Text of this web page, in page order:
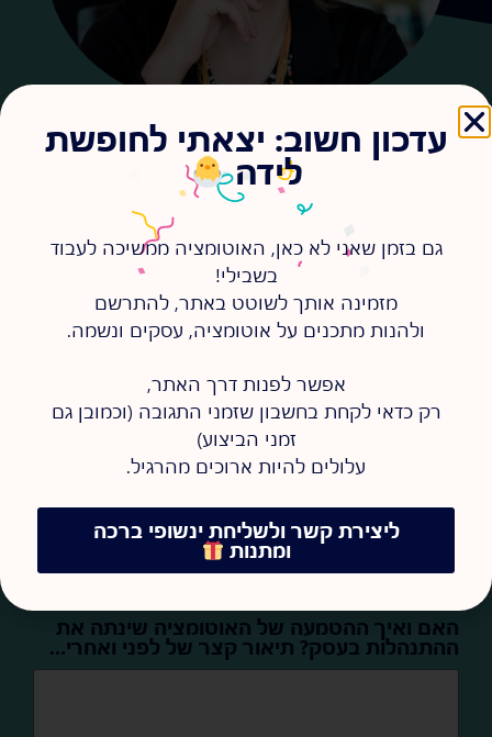
1
2
שמך (המלא, בבקשה) *
שם העסק/החברה *
מה יש לך לספר על העבודה המשותפת? (שאלות
מנחות שיכולות לעזור: מה עשיתי עבורך? האם
ואיך זה עזר לך? איך חווית את העבודה מולי? מה
קיבלת מהתהליך שעשינו יחד?) *
האם ואיך ההטמעה של האוטומציה שינתה את
ההתנהלות בעסק? תיאור קצר של לפני ואחרי...
עדכון חשוב: יצאתי לחופשת
לידה
גם בזמן שאני לא כאן, האוטומציה ממשיכה לעבוד
בשבילי!
מזמינה אותך לשוטט באתר, להתרשם
ולהנות מתכנים על אוטומציה, עסקים ונשמה.
אפשר לפנות דרך האתר,
רק כדאי לקחת בחשבון שזמני התגובה (וכמובן גם
זמני הביצוע)
עלולים להיות ארוכים מהרגיל.
ליצירת קשר ולשליחת ינשופי ברכה
ומתנות